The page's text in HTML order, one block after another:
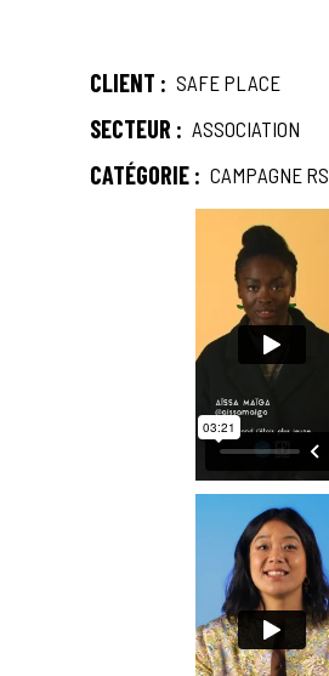
CLIENT : SAFE PLACE
SECTEUR : ASSOCIATION
CATÉGORIE : CAMPAGNE RS